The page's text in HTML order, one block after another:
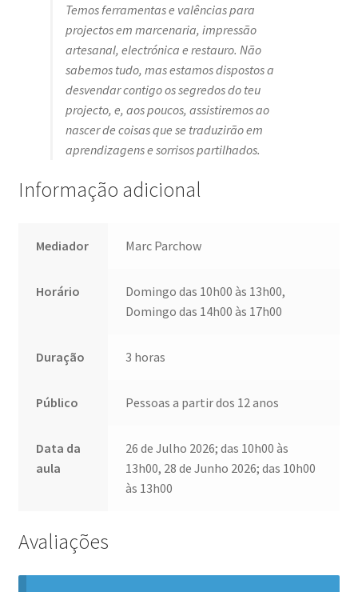
Temos ferramentas e valências para
projectos em marcenaria, impressão
artesanal, electrónica e restauro. Não
sabemos tudo, mas estamos dispostos a
desvendar contigo os segredos do teu
projecto, e, aos poucos, assistiremos ao
nascer de coisas que se traduzirão em
aprendizagens e sorrisos partilhados.
Informação adicional
Mediador Marc Parchow
Horário
Domingo das 10h00 às 13h00,
Domingo das 14h00 às 17h00
Duração 3 horas
Público Pessoas a partir dos 12 anos
Data da
aula
26 de Julho 2026; das 10h00 às
13h00, 28 de Junho 2026; das 10h00
às 13h00
Avaliações